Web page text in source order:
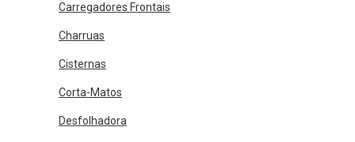
Carregadores Frontais
Charruas
Cisternas
Corta-Matos
Desfolhadora